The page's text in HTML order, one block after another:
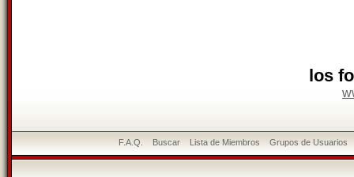
los
F.A.Q. Buscar Lista de Miembros Grupos de Usuarios